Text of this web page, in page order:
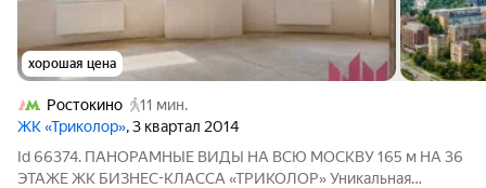
хорошая цена
Ростокино
11 мин.
ЖК «Триколор», 3 квартал 2014
Id 66374. ПАНОРАМНЫЕ ВИДЫ НА ВСЮ МОСКВУ 165 м НА 36
ЭТАЖЕ ЖК БИЗНЕС-КЛАССА «ТРИКОЛОР» Уникальная